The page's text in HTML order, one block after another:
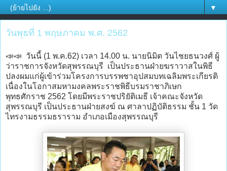
▼
วันพุธที่ 1 พฤษภาคม พ.ศ. 2562
📣📣 วันนี้ (1 พ.ค.62) เวลา 14.00 น. นายนิมิต วันไชยธนวงศ์ ผู้
ว่าราชการจังหวัดสุพรรณบุรี เป็นประธานฝ่ายฆราวาสในพิธี
ปลงผมแก่ผู้เข้าร่วมโครงการบรรพชาอุปสมบทเฉลิมพระเกียรติ
เนื่องในโอกาสมหามงคลพระราชพิธีบรมราชาภิเษก
พุทธศักราช 2562 โดยมีพระราชปริยัติเมธี เจ้าคณะจังหวัด
สุพรรณบุรี เป็นประธานฝ่ายสงฆ์ ณ ศาลาปฏิบัติธรรม ชั้น 1 วัด
ไทรงามธรรมธราราม อำเภอเมืองสุพรรณบุรี